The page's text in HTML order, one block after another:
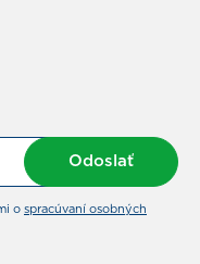
Odoslať
o spracúvaní osobných